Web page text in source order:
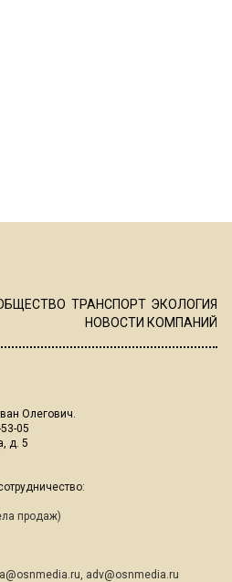
ТРАНСПОРТ ЭКОЛОГИЯ
НОВОСТИ КОМПАНИЙ
Олегович.
05
д. 5
продаж)
, adv@osnmedia.ru